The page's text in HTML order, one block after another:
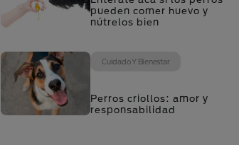
pueden comer huevo y
nútrelos bien
Cuidado Y Bienestar
Perros criollos: amor y
responsabilidad